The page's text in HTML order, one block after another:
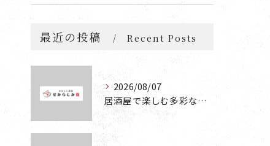
最近の投稿 Recent Posts
2026/08/07
居酒屋で楽しむ多彩な宴会メニューとコスパ抜群の魅力を徹底解説